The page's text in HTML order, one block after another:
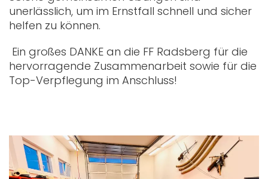
unerlässlich, um im Ernstfall schnell und sicher
helfen zu können.
Ein großes DANKE an die FF Radsberg für die
hervorragende Zusammenarbeit sowie für die
Top-Verpflegung im Anschluss!